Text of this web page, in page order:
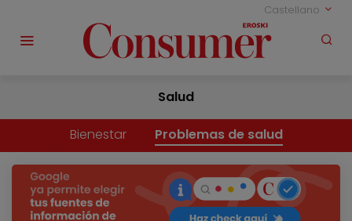
Castellano
Salud
Bienestar Problemas de salud